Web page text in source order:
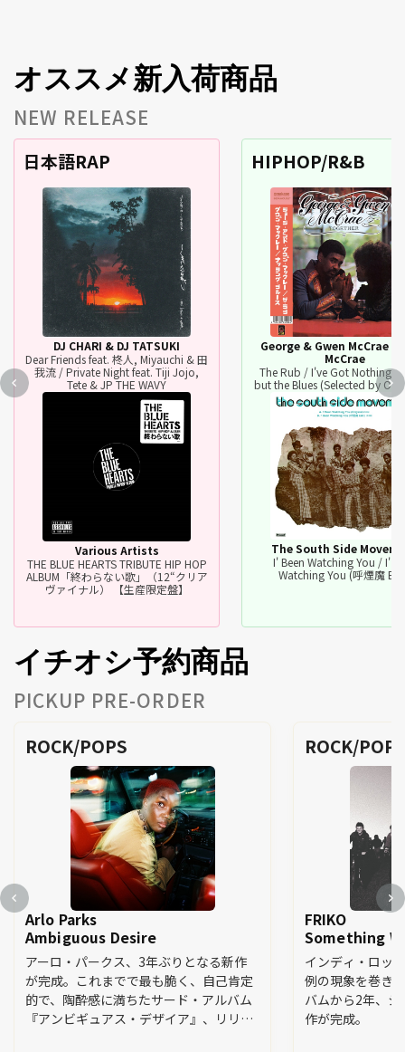
オススメ新入荷商品
NEW RELEASE
日本語RAP
DJ CHARI & DJ TATSUKI
Dear Friends feat. 柊人, Miyauchi & 田
我流 / Private Night feat. Tiji Jojo,
Tete & JP THE WAVY
Various Artists
THE BLUE HEARTS TRIBUTE HIP HOP
ALBUM「終わらない歌」（12“クリア
ヴァイナル） 【生産限定盤】
HIPHOP/R&B
George & Gwen McCrae /
McCrae
The Rub / I've Got Nothing
but the Blues (Selected by
The South Side
I' Been Watching You / I'
Watching You (呼煙魔
イチオシ予約商品
PICKUP PRE-ORDER
ROCK/POPS
Arlo Parks
Ambiguous Desire
アーロ・パークス、3年ぶりとなる新作
が完成。これまでで最も脆く、自己肯定
的で、陶酔感に満ちたサード・アルバム
『アンビギュアス・デザイア』、リリー
ROCK/
FRIKO
Something
インディ・ロッ
例の現象を巻き
バムから2年、
作が完成。